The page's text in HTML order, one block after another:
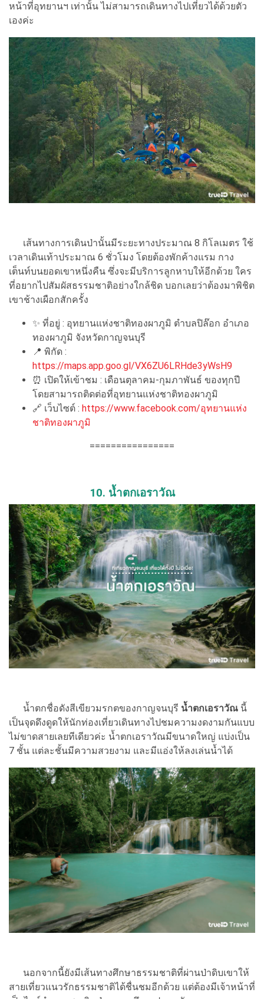
หน้าที่อุทยานฯ เท่านั้น ไม่สามารถเดินทางไปเที่ยวได้ด้วยตัว
เองค่ะ
เส้นทางการเดินป่านั้นมีระยะทางประมาณ 8 กิโลเมตร ใช้
เวลาเดินเท้าประมาณ 6 ชั่วโมง โดยต้องพักค้างแรม กาง
เต็นท์บนยอดเขาหนึ่งคืน ซึ่งจะมีบริการลูกหาบให้อีกด้วย ใคร
ที่อยากไปสัมผัสธรรมชาติอย่างใกล้ชิด บอกเลยว่าต้องมาพิชิต
เขาช้างเผือกสักครั้ง
✨ ที่อยู่ : อุทยานแห่งชาติทองผาภูมิ ตำบลปิล๊อก อำเภอ
ทองผาภูมิ จังหวัดกาญจนบุรี
📍 พิกัด :
https://maps.app.goo.gl/VX6ZU6LRHde3yWsH9
⏰ เปิดให้เข้าชม : เดือนตุลาคม-กุมภาพันธ์ ของทุกปี
โดยสามารถติดต่อที่อุทยานแห่งชาติทองผาภูมิ
🔗 เว็บไซต์ : https://www.facebook.com/อุทยานแห่ง
ชาติทองผาภูมิ
================
10. น้ำตกเอราวัณ
น้ำตกชื่อดังสีเขียวมรกตของกาญจนบุรี น้ำตกเอราวัณ นี้
เป็นจุดดึงดูดให้นักท่องเที่ยวเดินทางไปชมความงดงามกันแบบ
ไม่ขาดสายเลยทีเดียวค่ะ น้ำตกเอราวัณมีขนาดใหญ่ แบ่งเป็น
7 ชั้น แต่ละชั้นมีความสวยงาม และมีแอ่งให้ลงเล่นน้ำได้
นอกจากนี้ยังมีเส้นทางศึกษาธรรมชาติที่ผ่านป่าดิบเขาให้
สายเที่ยวแนวรักธรรมชาติได้ชื่นชมอีกด้วย แต่ต้องมีเจ้าหน้าที่